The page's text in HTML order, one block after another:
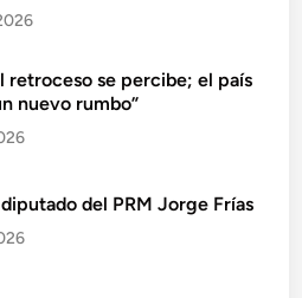
retroceso se percibe; el país
nuevo rumbo”
del PRM Jorge Frías